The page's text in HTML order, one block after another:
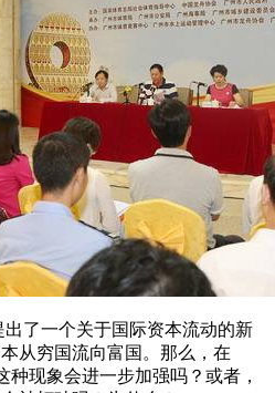
了一个关于国际资本流动的新
从穷国流向富国。那么，在
现象会进一步加强吗？或者，